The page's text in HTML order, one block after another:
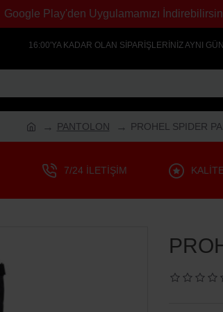
Google Play'den Uygulamamızı
16:00'YA KADAR OLAN SIPARIŞLERINIZ AYNI
PANTOLON PROHEL SPIDER
7/24 İLETIŞIM